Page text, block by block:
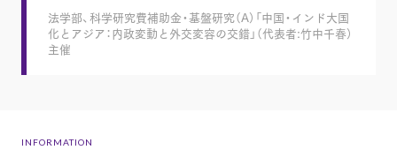
法学部、科学研究費補助金・基盤研究（A）「中国・インド大国
化とアジア：内政変動と外交変容の交錯」（代表者:竹中千春）
主催
INFORMATION